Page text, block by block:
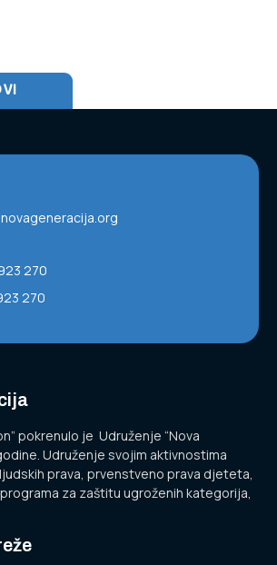
270
270
pokrenulo je Udruženje “Nova
Udruženje svojim aktivnostima
prava, prvenstveno prava djeteta,
za zaštitu ugroženih kategorija,